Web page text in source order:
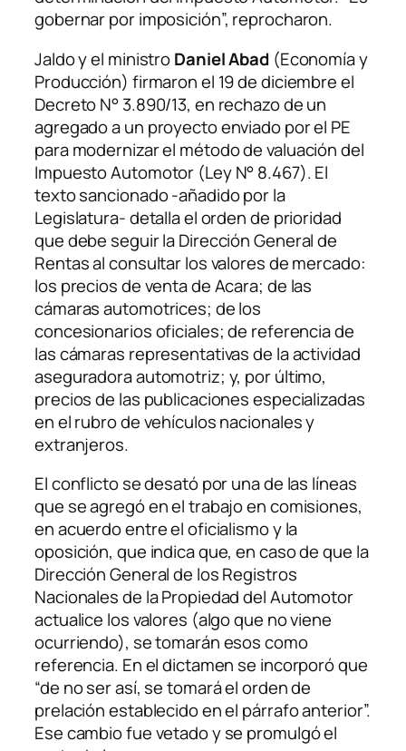
gobernar por imposición”, reprocharon.
Jaldo y el ministroDaniel Abad(Economía y
Producción) firmaron el 19 de diciembre el
Decreto N° 3.890/13, en rechazo de un
agregado a un proyecto enviado por el PE
para modernizar el método de valuación del
Impuesto Automotor (Ley N° 8.467). El
texto sancionado -añadido por la
Legislatura- detalla el orden de prioridad
que debe seguir la Dirección General de
Rentas al consultar los valores de mercado:
los precios de venta de Acara; de las
cámaras automotrices; de los
concesionarios oficiales; de referencia de
las cámaras representativas de la actividad
aseguradora automotriz; y, por último,
precios de las publicaciones especializadas
en el rubro de vehículos nacionales y
extranjeros.
El conflicto se desató por una de las líneas
que se agregó en el trabajo en comisiones,
en acuerdo entre el oficialismo y la
oposición, que indica que, en caso de que la
Dirección General de los Registros
Nacionales de la Propiedad del Automotor
actualice los valores (algo que no viene
ocurriendo), se tomarán esos como
referencia. En el dictamen se incorporó que
“de no ser así, se tomará el orden de
prelación establecido en el párrafo anterior”.
Ese cambio fue vetado y se promulgó el